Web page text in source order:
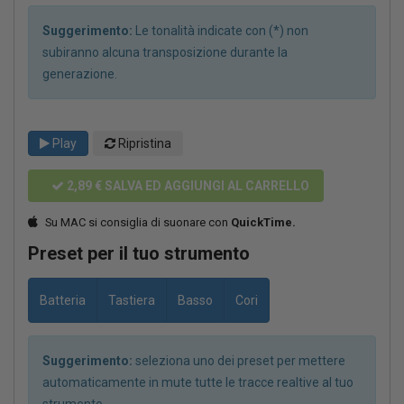
Suggerimento: Le tonalità indicate con (*) non
subiranno alcuna transposizione durante la
generazione.
Play Ripristina
2,89 € SALVA ED AGGIUNGI AL CARRELLO
Su MAC si consiglia di suonare con QuickTime.
Preset per il tuo strumento
Batteria Tastiera Basso Cori
Suggerimento: seleziona uno dei preset per mettere
automaticamente in mute tutte le tracce realtive al tuo